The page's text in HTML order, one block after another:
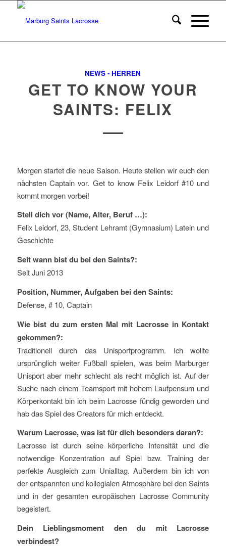
NEWS - HERREN
GET TO KNOW YOUR
SAINTS: FELIX
Morgen startet die neue Saison. Heute stellen wir euch den
nächsten Captain vor. Get to know Felix Leidorf #10 und
kommt morgen vorbei!
Stell dich vor (Name, Alter, Beruf …):
Felix Leidorf, 23, Student Lehramt (Gymnasium) Latein und
Geschichte
Seit wann bist du bei den Saints?:
Seit Juni 2013
Position, Nummer, Aufgaben bei den Saints:
Defense, # 10, Captain
Wie bist du zum ersten Mal mit Lacrosse in Kontakt
gekommen?:
Traditionell durch das Unisportprogramm. Ich wollte
ursprünglich weiter Fußball spielen, was beim Marburger
Unisport aber mehr schlecht als recht möglich ist. Auf der
Suche nach einem Teamsport mit hohem Laufpensum und
Körperkontakt bin ich beim Lacrosse fündig geworden und
hab das Spiel des Creators für mich entdeckt.
Warum Lacrosse, was ist für dich besonders daran?:
Lacrosse ist durch seine körperliche Intensität und die
notwendige Konzentration auf Spiel bzw. Training der
perfekte Ausgleich zum Unialltag. Außerdem bin ich von
der entspannten und kollegialen Atmosphäre bei den Saints
und in der gesamten europäischen Lacrosse Community
begeistert.
Dein Lieblingsmoment den du mit Lacrosse
verbindest?